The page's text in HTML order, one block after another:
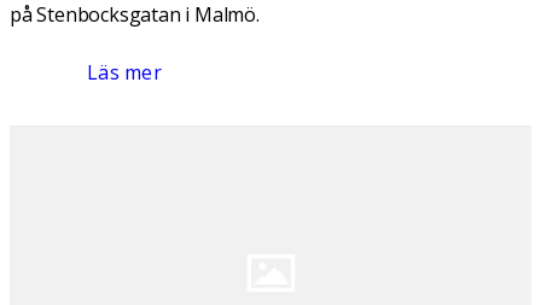
på Stenbocksgatan i Malmö.
Läs mer